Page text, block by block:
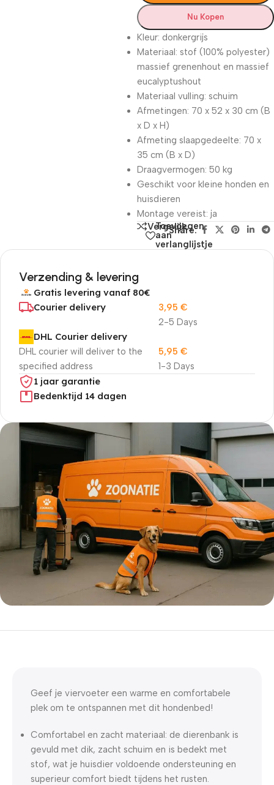
Nu Kopen
Kleur: donkergrijs
Materiaal: stof (100% polyester)
massief grenenhout en massief
eucalyptushout
Materiaal vulling: schuim
Afmetingen: 70 x 52 x 30 cm (B
x D x H)
Afmeting slaapgedeelte: 70 x
35 cm (B x D)
Draagvermogen: 50 kg
Geschikt voor kleine honden en
huisdieren
Montage vereist: ja
Vergelijk
Toevoegen
aan
verlanglijstje
Share:
Verzending & levering
Gratis levering vanaf 80€
Courier delivery
2-5 Days
3,95 €
DHL Courier delivery
DHL courier will deliver to the
specified address
1-3 Days
5,95 €
1 jaar garantie
Bedenktijd 14 dagen
5% korting met code
Geef je viervoeter een warme en comfortabele
plek om te ontspannen met dit hondenbed!
Comfortabel en zacht materiaal: de dierenbank is
gevuld met dik, zacht schuim en is bedekt met
stof, wat je huisdier voldoende ondersteuning en
superieur comfort biedt tijdens het rusten.